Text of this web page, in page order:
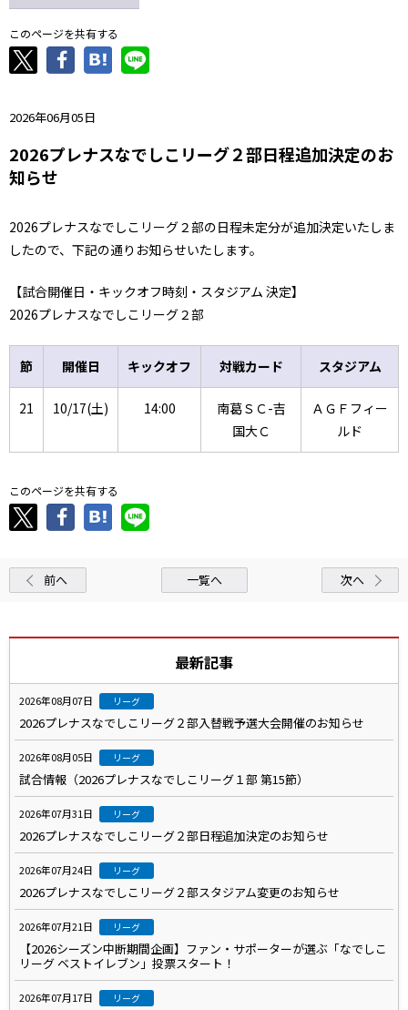
このページを共有する
2026年06月05日
2026プレナスなでしこリーグ２部日程追加決定のお
知らせ
2026プレナスなでしこリーグ２部の日程未定分が追加決定いたしま
したので、下記の通りお知らせいたします。
【試合開催日・キックオフ時刻・スタジアム 決定】
2026プレナスなでしこリーグ２部
節 開催日 キックオフ 対戦カード スタジアム
21 10/17(土) 14:00
南葛ＳＣ-吉
国大Ｃ
ＡＧＦフィー
ルド
このページを共有する
前へ 一覧へ 次へ
最新記事
2026年08月07日 リーグ
2026プレナスなでしこリーグ２部入替戦予選大会開催のお知らせ
2026年08月05日 リーグ
試合情報（2026プレナスなでしこリーグ１部 第15節）
2026年07月31日 リーグ
2026プレナスなでしこリーグ２部日程追加決定のお知らせ
2026年07月24日 リーグ
2026プレナスなでしこリーグ２部スタジアム変更のお知らせ
2026年07月21日 リーグ
【2026シーズン中断期間企画】ファン・サポーターが選ぶ「なでしこ
リーグ ベストイレブン」投票スタート！
2026年07月17日 リーグ